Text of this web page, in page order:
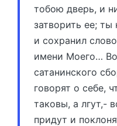
тобою дверь, и
затворить ее;
и сохранил
имени Моего…
сатанинского
говорят о себе,
таковы, а лгут,-
придут и